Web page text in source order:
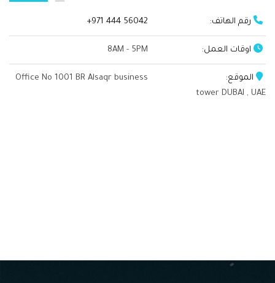
رقم الهاتف: +971 444 56042
اوقات العمل:
الموقع:
Office No 1001 BR Alsaqr business
tower DUBAI , UAE